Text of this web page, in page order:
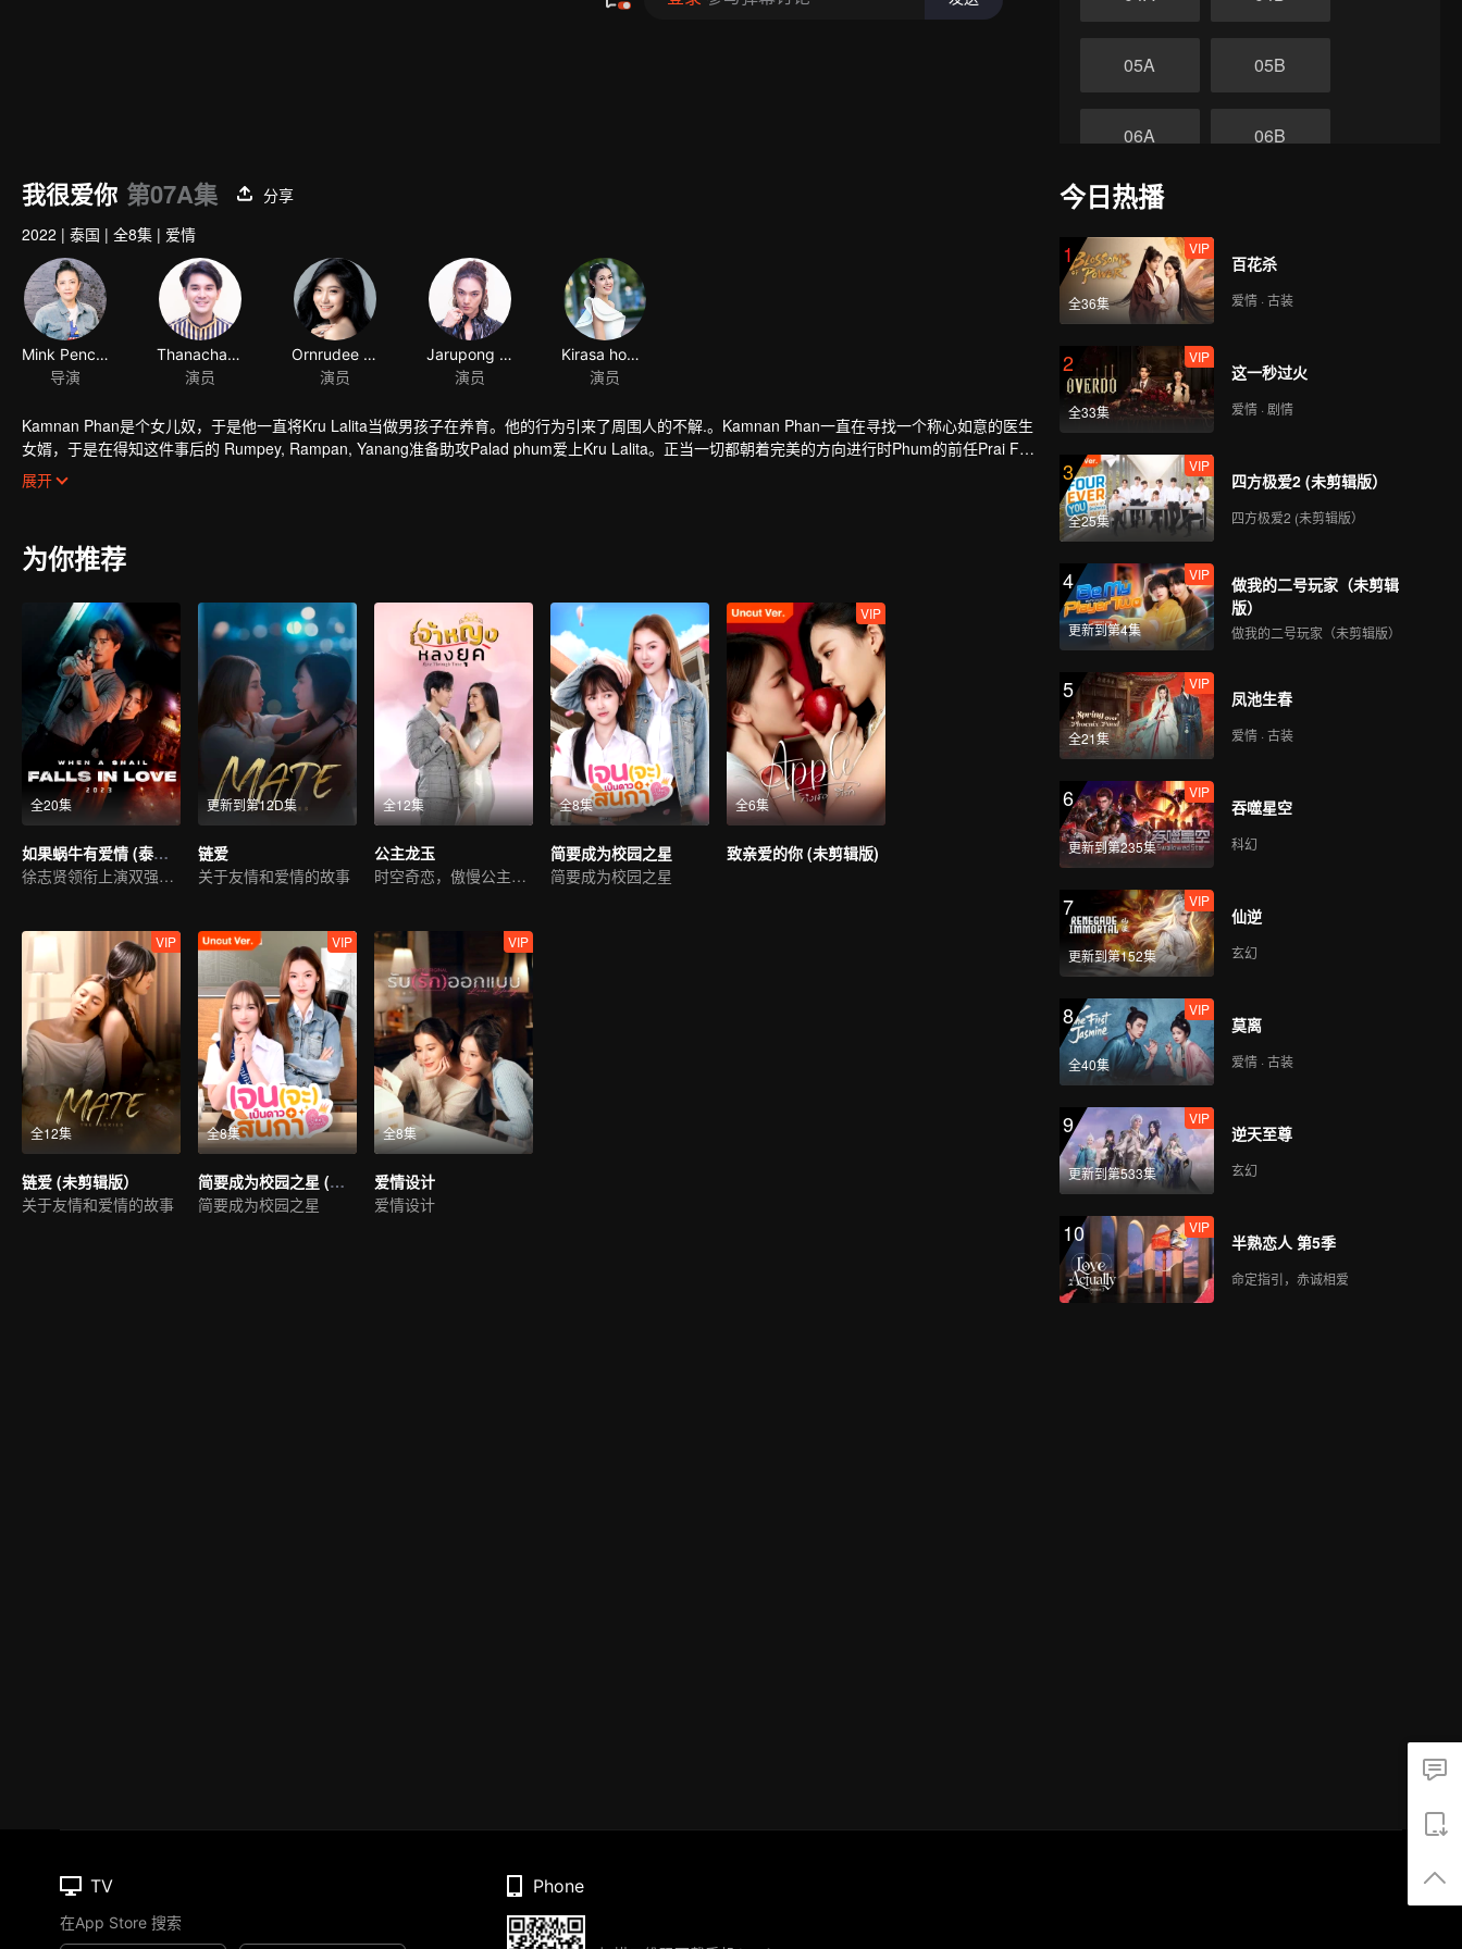
05A 05B
06A 06B
07A
08A 08B
我很爱你 第07A集
分享
2022 | 泰国 | 全8集 | 爱情
Mink Penchan Vongsomphet
导演
Thanachat Dulyachat
演员
Ornrudee Seanla
演员
Jarupong Kluaymai-ngam
演员
Kirasa homseang
演员
Kamnan Phan是个女儿奴，于是他一直将Kru Lalita当做男孩子在养育。他的行为引来了周围人的不解.。Kamnan Phan一直在寻找一个称心如意的医生
女婿，于是在得知这件事后的 Rumpey, Rampan, Yanang准备助攻Palad phum爱上Kru Lalita。正当一切都朝着完美的方向进行时Phum的前任Prai Fah
回来了，而此时她身边已有帅气多金的老公Tide。Tide决定要解决任何来纠缠自己女人的人...
展开
为你推荐
全20集
如果蜗牛有爱情 (泰国版)
徐志贤领衔上演双强探案
更新到第12D集
链爱
关于友情和爱情的故事
全12集
公主龙玉
时空奇恋，傲慢公主情牵异代
全8集
简要成为校园之星
简要成为校园之星
全6集
VIP
致亲爱的你 (未剪辑版)
全12集
VIP
链爱 (未剪辑版）
关于友情和爱情的故事
全8集
VIP
简要成为校园之星 (未剪辑版)
简要成为校园之星
全8集
VIP
爱情设计
爱情设计
今日热播
1
全36集
VIP
百花杀
爱情 · 古装
2
全33集
VIP
这一秒过火
爱情 · 剧情
3
全25集
VIP
四方极爱2 (未剪辑版）
四方极爱2 (未剪辑版）
4
更新到第4集
VIP
做我的二号玩家（未剪辑
版）
做我的二号玩家（未剪辑版）
5
全21集
VIP
凤池生春
爱情 · 古装
6
更新到第235集
VIP
吞噬星空
科幻
7
更新到第152集
VIP
仙逆
玄幻
8
全40集
VIP
莫离
爱情 · 古装
9
更新到第533集
VIP
逆天至尊
玄幻
10 VIP
半熟恋人 第5季
命定指引，赤诚相爱
TV
在App Store 搜索
Phone